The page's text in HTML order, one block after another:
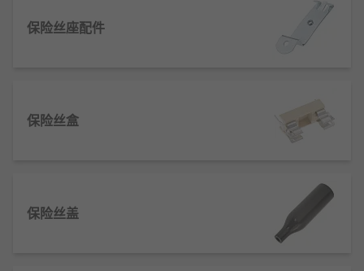
瓶式熔断器：圆柱形瓶式熔断器座， 通常带有
面板安装：另一个带螺帽的壳体，可安装到面
我们还备有熔断器盒、 夹子、 开关和盖以及 PCB 安
保险丝座配件
保险丝盒
保险丝盖